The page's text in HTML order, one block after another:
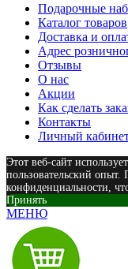
Подарочные
Каталог товаров
Доставка и
Адрес
Отзывы
О нас
Акции
Как сделать
Контакты
Личный
Этот веб-сайт
пользовательский
конфиденциальности,
Принять
МЕНЮ